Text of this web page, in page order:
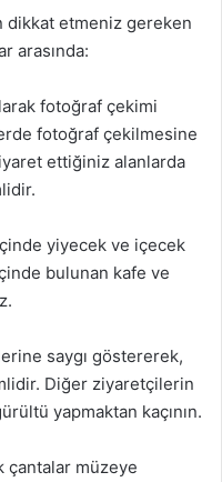
dikkat etmeniz gereken
arasında:
fotoğraf çekimi
fotoğraf çekilmesine
ettiğiniz alanlarda
yiyecek ve içecek
bulunan kafe ve
saygı göstererek,
Diğer ziyaretçilerin
yapmaktan kaçının.
çantalar müzeye